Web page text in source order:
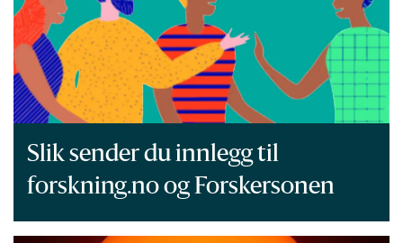
Slik sender du innlegg til
forskning.no og Forskersonen